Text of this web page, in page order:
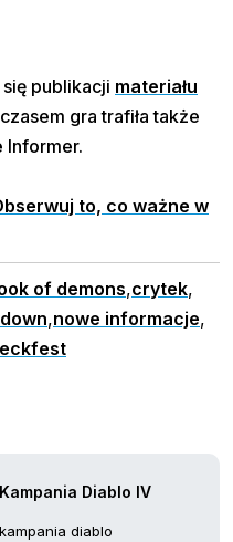
publikacji materiału
gra trafiła także
Informer.
to, co ważne w
of demons,crytek,
,nowe informacje,
Kampania Diablo IV
kampania diablo